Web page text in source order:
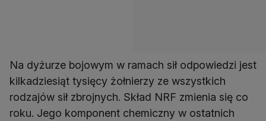
Na dyżurze bojowym w ramach sił odpowiedzi jest
kilkadziesiąt tysięcy żołnierzy ze wszystkich
rodzajów sił zbrojnych. Skład NRF zmienia się co
roku. Jego komponent chemiczny w ostatnich